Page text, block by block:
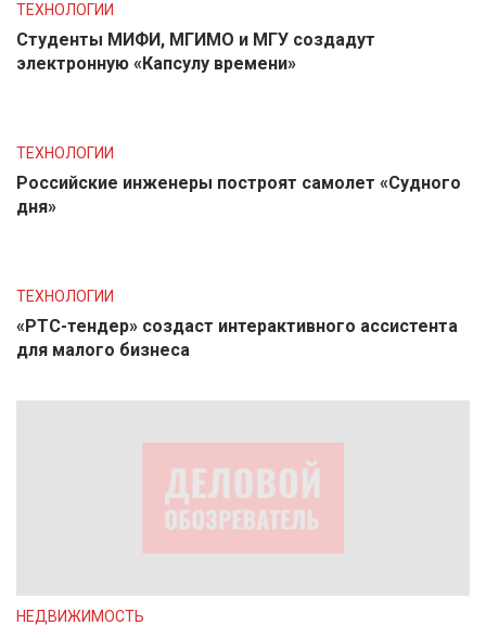
ТЕХНОЛОГИИ
Студенты МИФИ, МГИМО и МГУ создадут
электронную «Капсулу времени»
ТЕХНОЛОГИИ
Российские инженеры построят самолет «Судного
дня»
ТЕХНОЛОГИИ
«РТС-тендер» создаст интерактивного ассистента
для малого бизнеса
НЕДВИЖИМОСТЬ